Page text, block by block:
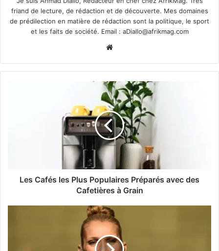
friand de lecture, de rédaction et de découverte. Mes domaines
de prédilection en matière de rédaction sont la politique, le sport
et les faits de société. Email : aDiallo@afrikmag.com
Les Cafés les Plus Populaires Préparés avec des
Cafetières à Grain